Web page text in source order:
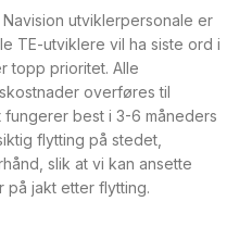
utviklerpersonale er
TE-utviklere vil ha siste ord i
topp prioritet. Alle
overføres til
best i 3-6 måneders
flytting på stedet,
slik at vi kan ansette
på jakt etter flytting.